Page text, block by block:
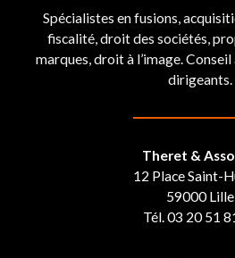
Spécialistes en fusions,
fiscalité, droit des sociétés,
marques, droit à l’image.
dirigeants.
Theret &
12 Place Saint-
59000 Lille
Tél. 03 20 51